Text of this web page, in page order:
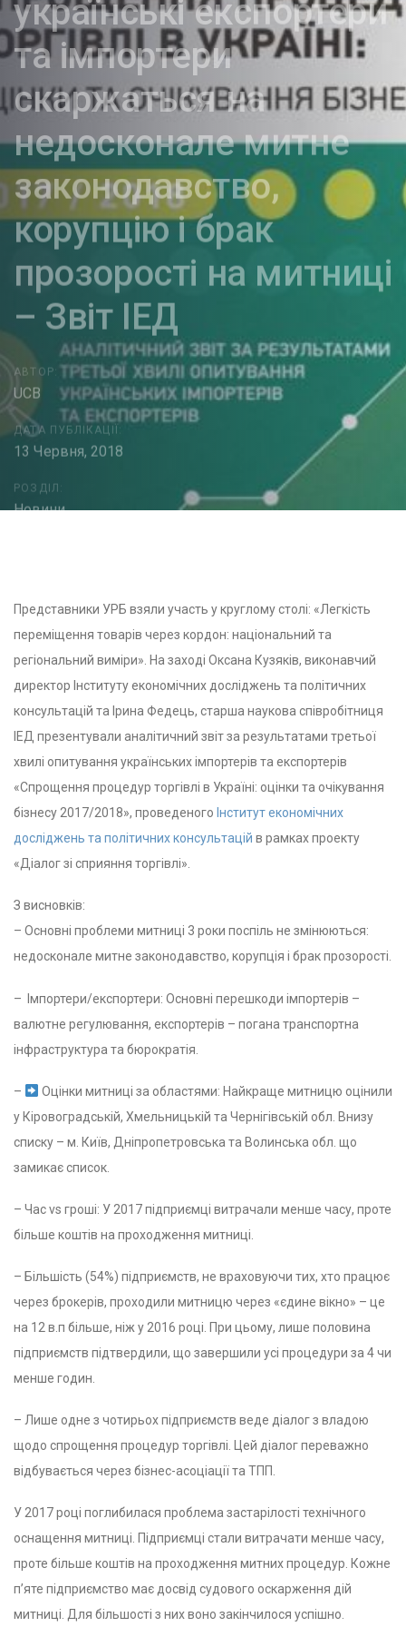
українські експортери
та імпортери
скаржаться на
недосконале митне
законодавство,
корупцію і брак
прозорості на митниці
– Звіт ІЕД
АВТОР:
UCB
ДАТА ПУБЛІКАЦІЇ:
13 Червня, 2018
РОЗДІЛ:
Новини
Представники УРБ взяли участь у круглому столі: «Легкість
переміщення товарів через кордон: національний та
регіональний виміри». На заході Оксана Кузяків, виконавчий
директор Інституту економічних досліджень та політичних
консультацій та Ірина Федець, старша наукова співробітниця
ІЕД презентували аналітичний звіт за результатами третьої
хвилі опитування українських імпортерів та експортерів
«Спрощення процедур торгівлі в Україні: оцінки та очікування
бізнесу 2017/2018», проведеного Інститут економічних
досліджень та політичних консультацій в рамках проекту
«Діалог зі сприяння торгівлі».
З висновків:
– Основні проблеми митниці 3 роки поспіль не змінюються:
недосконале митне законодавство, корупція і брак прозорості.
– Імпортери/експортери: Основні перешкоди імпортерів –
валютне регулювання, експортерів – погана транспортна
інфраструктура та бюрократія.
–
Оцінки митниці за областями: Найкраще митницю оцінили
у Кіровоградській, Хмельницькій та Чернігівській обл. Внизу
списку – м. Київ, Дніпропетровська та Волинська обл. що
замикає список.
– Час vs гроші: У 2017 підприємці витрачали менше часу, проте
більше коштів на проходження митниці.
– Більшість (54%) підприємств, не враховуючи тих, хто працює
через брокерів, проходили митницю через «єдине вікно» – це
на 12 в.п більше, ніж у 2016 році. При цьому, лише половина
підприємств підтвердили, що завершили усі процедури за 4 чи
менше годин.
– Лише одне з чотирьох підприємств веде діалог з владою
щодо спрощення процедур торгівлі. Цей діалог переважно
відбувається через бізнес-асоціації та ТПП.
У 2017 році поглибилася проблема застарілості технічного
оснащення митниці. Підприємці стали витрачати менше часу,
проте більше коштів на проходження митних процедур. Кожне
п’яте підприємство має досвід судового оскарження дій
митниці. Для більшості з них воно закінчилося успішно.
navigation